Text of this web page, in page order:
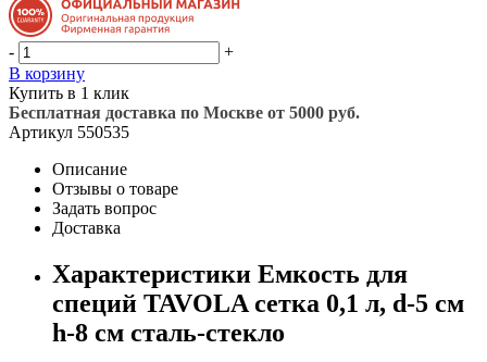
-
+
В корзину
Купить в 1 клик
Бесплатная доставка по Москве от 5000 руб.
Артикул 550535
Описание
Отзывы о товаре
Задать вопрос
Доставка
Характеристики Емкость для
специй TAVOLA сетка 0,1 л, d-5 см
h-8 см сталь-стекло